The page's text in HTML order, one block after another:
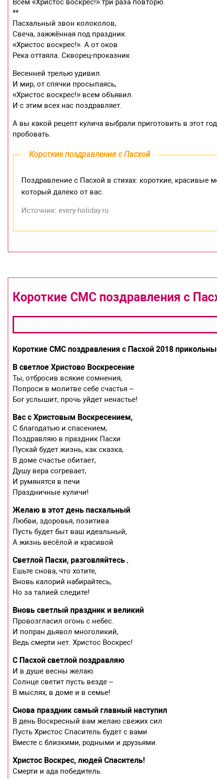
Всем «Христос воскрес!» три раза повторю.
**
Пасхальный звон колоколов,
Свеча, зажжённая под праздник.
«Христос воскрес!». А от оков
Река оттаяла. Скворец-проказник
Весенней трелью удивил.
И мир, от спячки просыпаясь,
«Христос воскрес!» всем объявил.
И с этим всех нас поздравляет.
А вы какой рецепт кулича выбрали приготовить в этот
пробовать.
Короткие поздравления с Пасхой
Поздравление с Пасхой в стихах: короткие, красивые
который далеко от вас.
Источник: every-holiday.ru
Короткие СМС поздравления с
Короткие СМС поздравления с Пасхой 2018
В светлое Христово Воскресение
Ты, отбросив всякие сомнения,
Попроси в молитве себе счастья –
Бог услышит, прочь уйдет ненастье!
Вас с Христовым Воскресением,
С благодатью и спасением,
Поздравляю в праздник Пасхи
Пускай будет жизнь, как сказка,
В доме счастье обитает,
Душу вера согревает,
И румянятся в печи
Праздничные куличи!
Желаю в этот день пасхальный
Любви, здоровья, позитива
Пусть будет быт ваш идеальный,
А жизнь весёлой и красивой
Светлой Пасхи, разговляйтесь ,
Ешьте снова, что хотите,
Вновь калорий набирайтесь,
Но за талией следите!
Вновь светлый праздник и великий
Провозгласил огонь с небес.
И попран дьявол многоликий,
Ведь смерти нет. Христос Воскрес!
С Пасхой светлой поздравляю
И в душе весны желаю.
Солнце светит пусть везде –
В мыслях, в доме и в семье!
Снова праздник самый главный наступил
В день Воскресный вам желаю свежих сил
Пусть Христос Спаситель будет с вами
Вместе с близкими, родными и друзьями.
Христос Воскрес, людей Спаситель!
Смерти и ада победитель.